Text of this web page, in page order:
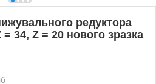
редуктора
34, Z = 20 нового зразка